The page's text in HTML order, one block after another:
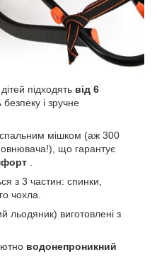
підходять від 6
і зручне
мішком (аж 300
що гарантує
з 3 частин: спинки,
чохла.
льодяник) виготовлені з
водонепроникний